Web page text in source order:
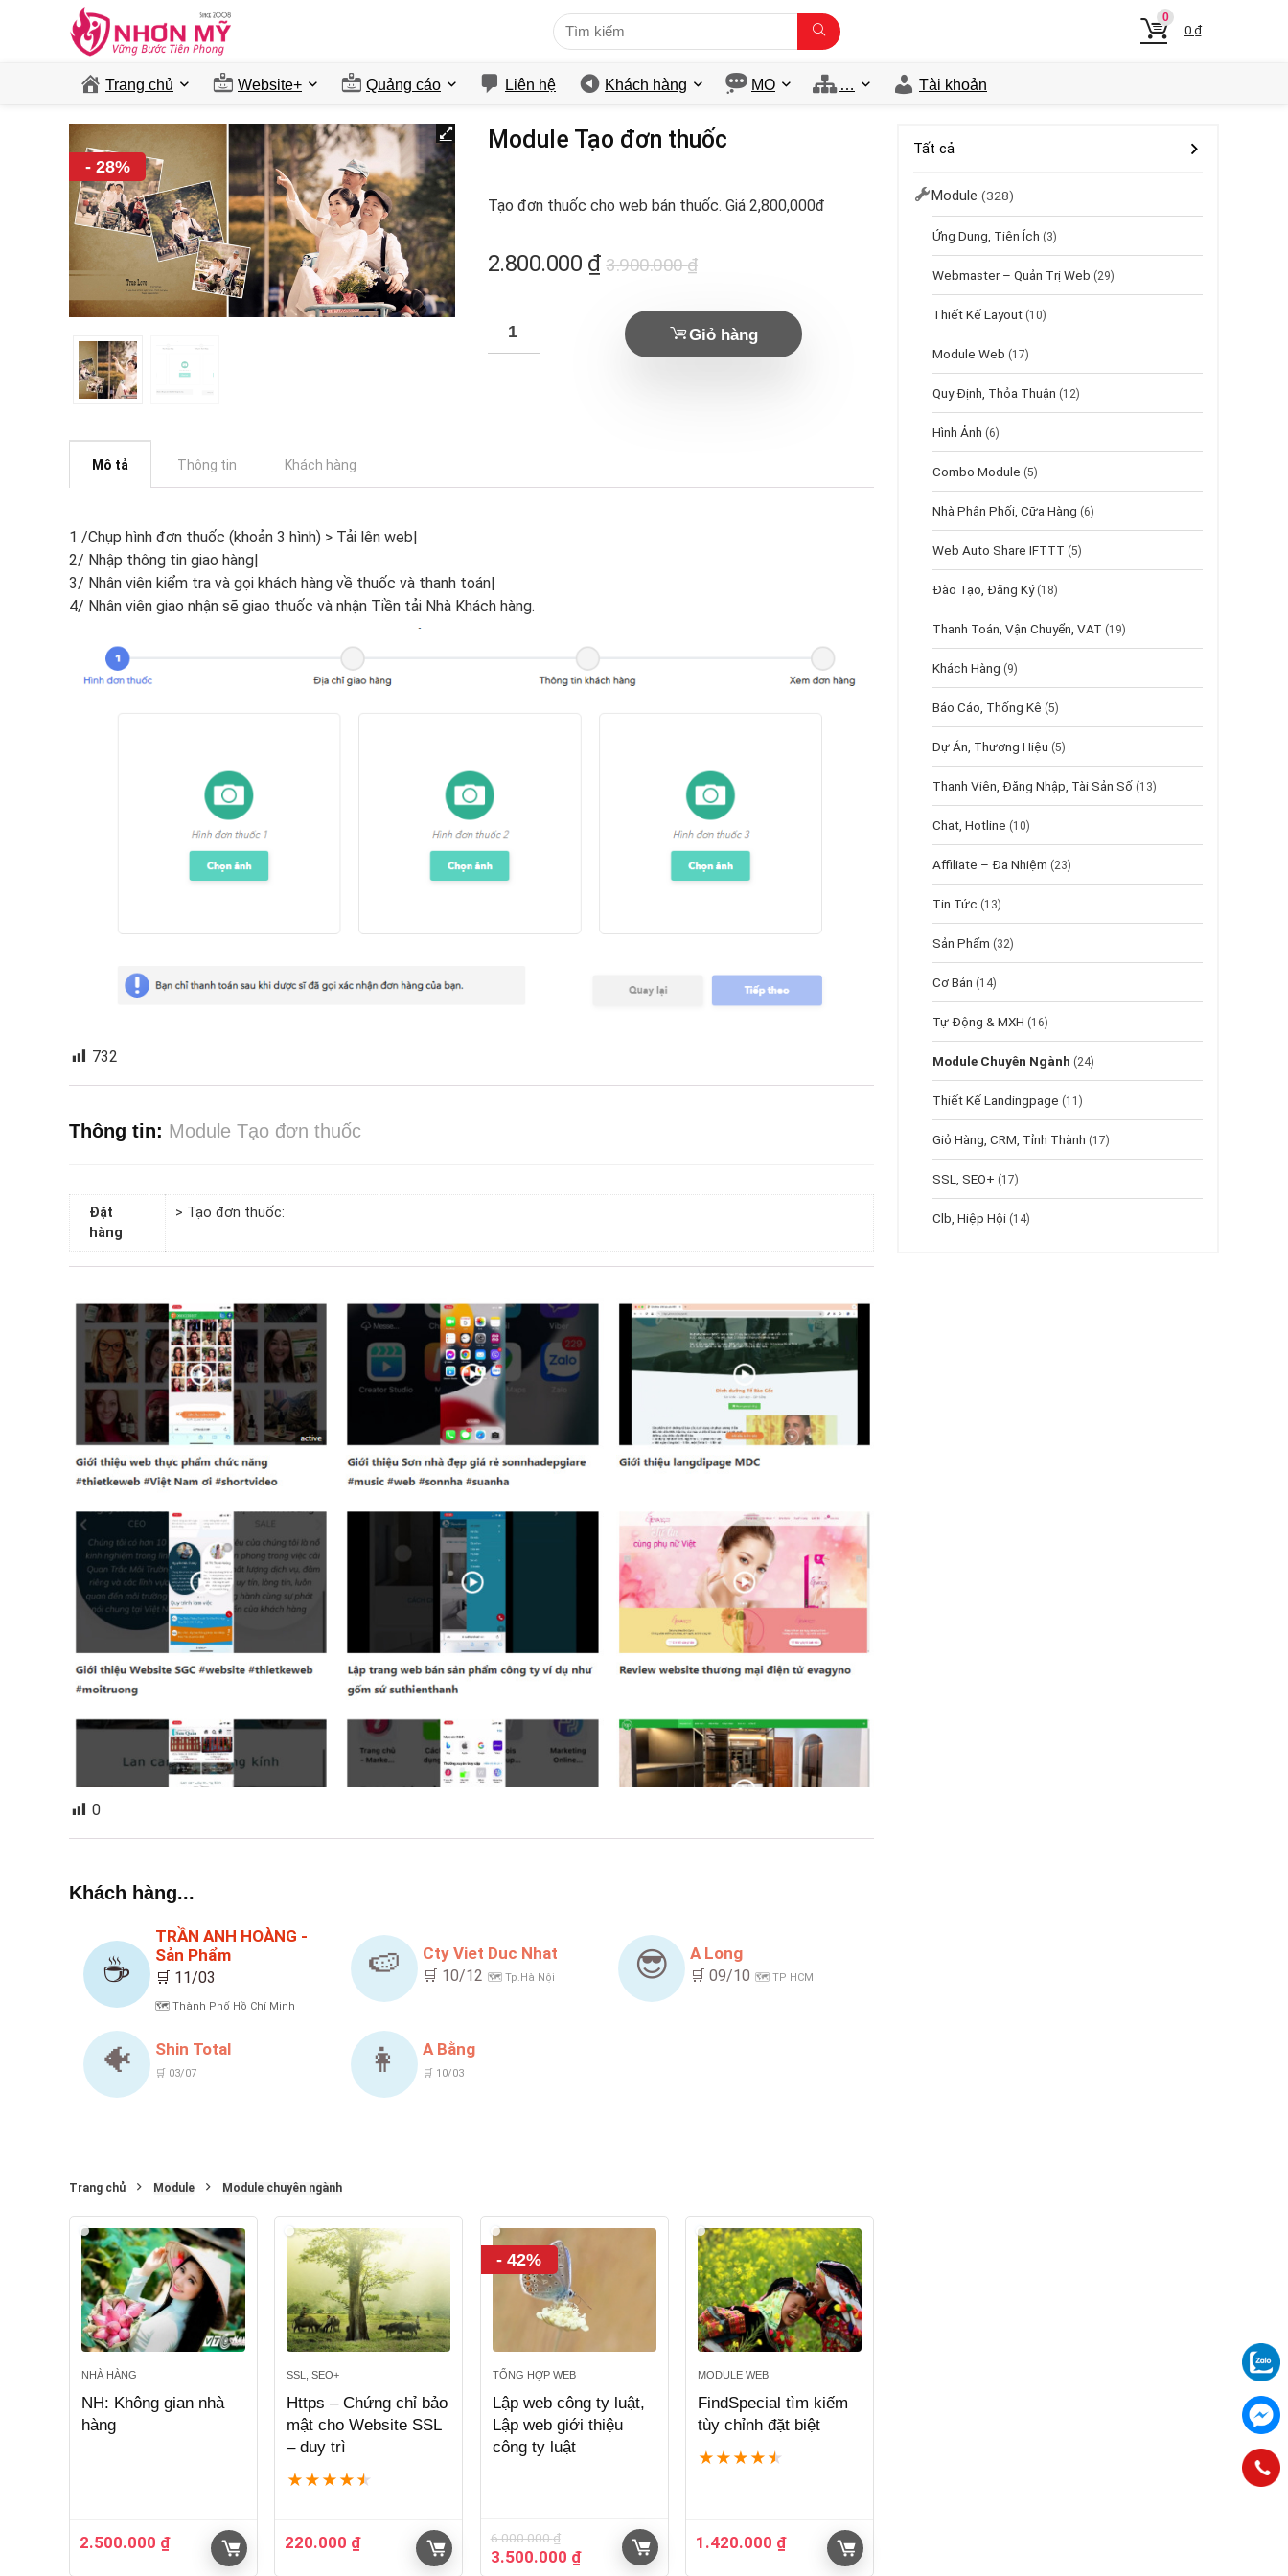
0
0 ₫
Trang chủ Website+ Quảng cáo Liên hệ Khách hàng MO … Tài khoản
- 28%
Module Tạo đơn thuốc
Tạo đơn thuốc cho web bán thuốc. Giá 2,800,000đ
3.900.000₫Giá
là:
3.900.000 ₫.
2.800.000 ₫
Giá
tại
là:
Giỏ hàng
Mô tả Thông tin Khách hàng
1 /Chụp hình đơn thuốc (khoản 3 hình) > Tải lên web|
2/ Nhập thông tin giao hàng|
3/ Nhân viên kiểm tra và gọi khách hàng về thuốc và thanh toán|
4/ Nhân viên giao nhận sẽ giao thuốc và nhận Tiền tải Nhà Khách hàng.
732
Thông tin: Module Tạo đơn thuốc
Đặt
hàng
> Tạo đơn thuốc:
0
Khách hàng...
☕
TRẦN ANH HOÀNG -
Sản Phẩm
🛒 11/03
🗺️ Thành Phố Hồ Chí Minh
🍉 Cty Viet Duc Nhat
🛒 10/12 🗺️ Tp.Hà Nội 😎 A Long
🛒 09/10 🗺️ TP HCM
🐠 Shin Total
🛒 03/07 👩 A Bằng
🛒 10/03
Trang chủ Module Module chuyên ngành
NHÀ HÀNG
NH: Không gian nhà
hàng
2.500.000 ₫
SSL, SEO+
Https – Chứng chỉ bảo
mật cho Website SSL
– duy trì
★ ★ ★ ★ ★
220.000 ₫
- 42%
TỔNG HỢP WEB
Lập web công ty luật,
Lập web giới thiệu
công ty luật
6.000.000₫
Giá
3.500.000 ₫Giá
MODULE WEB
FindSpecial tìm kiếm
tùy chỉnh đặt biệt
★ ★ ★ ★ ★
1.420.000 ₫
Tất cả
Module (328)
Ứng Dụng, Tiện Ích (3)
Webmaster – Quản Trị Web (29)
Thiết Kế Layout (10)
Module Web (17)
Quy Định, Thỏa Thuận (12)
Hình Ảnh (6)
Combo Module (5)
Nhà Phân Phối, Cữa Hàng (6)
Web Auto Share IFTTT (5)
Đào Tạo, Đăng Ký (18)
Thanh Toán, Vận Chuyển, VAT (19)
Khách Hàng (9)
Báo Cáo, Thống Kê (5)
Dự Án, Thương Hiệu (5)
Thanh Viên, Đăng Nhập, Tài Sản Số (13)
Chat, Hotline (10)
Affiliate – Đa Nhiệm (23)
Tin Tức (13)
Sản Phẩm (32)
Cơ Bản (14)
Tự Động & MXH (16)
Module Chuyên Ngành (24)
Thiết Kế Landingpage (11)
Giỏ Hàng, CRM, Tỉnh Thành (17)
SSL, SEO+ (17)
Clb, Hiệp Hội (14)